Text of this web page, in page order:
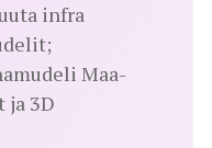
infra
Maa-
ja 3D